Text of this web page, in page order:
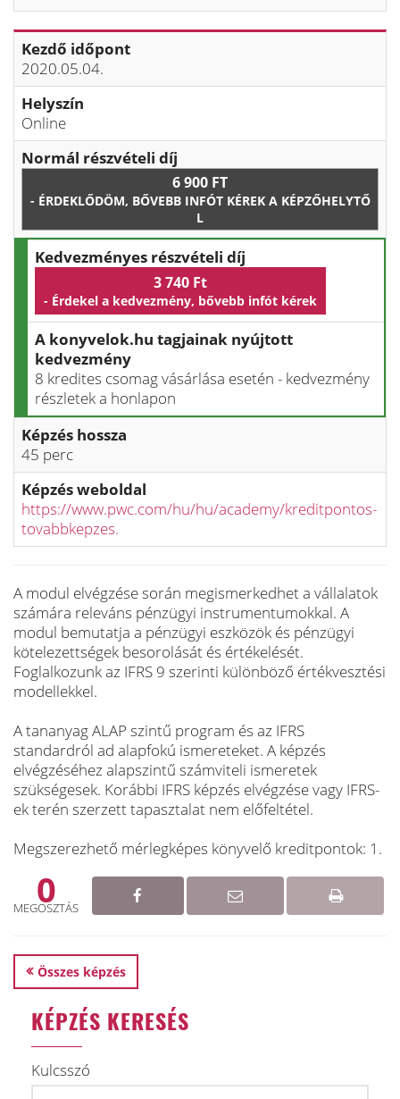
Kezdő időpont
2020.05.04.
Helyszín
Online
Normál részvételi díj
6 900 FT
- ÉRDEKLŐDÖM, BŐVEBB INFÓT KÉREK A KÉPZŐHELYTŐ
L
Kedvezményes részvételi díj
3 740 Ft
- Érdekel a kedvezmény, bővebb infót kérek
A konyvelok.hu tagjainak nyújtott
kedvezmény
8 kredites csomag vásárlása esetén - kedvezmény
részletek a honlapon
Képzés hossza
45 perc
Képzés weboldal
https://www.pwc.com/hu/hu/academy/kreditpontos-
tovabbkepzes.
A modul elvégzése során megismerkedhet a vállalatok
számára releváns pénzügyi instrumentumokkal. A
modul bemutatja a pénzügyi eszközök és pénzügyi
kötelezettségek besorolását és értékelését.
Foglalkozunk az IFRS 9 szerinti különböző értékvesztési
modellekkel.
A tananyag ALAP szintű program és az IFRS
standardról ad alapfokú ismereteket. A képzés
elvégzéséhez alapszintű számviteli ismeretek
szükségesek. Korábbi IFRS képzés elvégzése vagy IFRS-
ek terén szerzett tapasztalat nem előfeltétel.
Megszerezhető mérlegképes könyvelő kreditpontok: 1.
0
MEGOSZTÁS
Összes képzés
KÉPZÉS KERESÉS
Kulcsszó